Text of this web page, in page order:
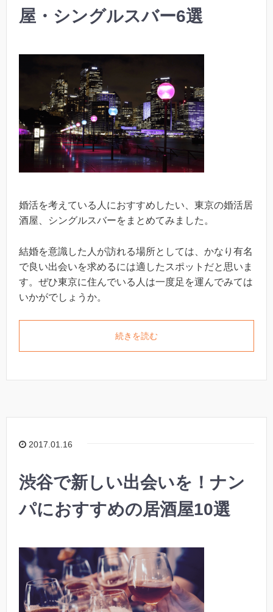
屋・シングルスバー6選
婚活を考えている人におすすめしたい、東京の婚活居
酒屋、シングルスバーをまとめてみました。
結婚を意識した人が訪れる場所としては、かなり有名
で良い出会いを求めるには適したスポットだと思いま
す。ぜひ東京に住んでいる人は一度足を運んでみては
いかがでしょうか。
続きを読む
2017.01.16
渋谷で新しい出会いを！ナン
パにおすすめの居酒屋10選